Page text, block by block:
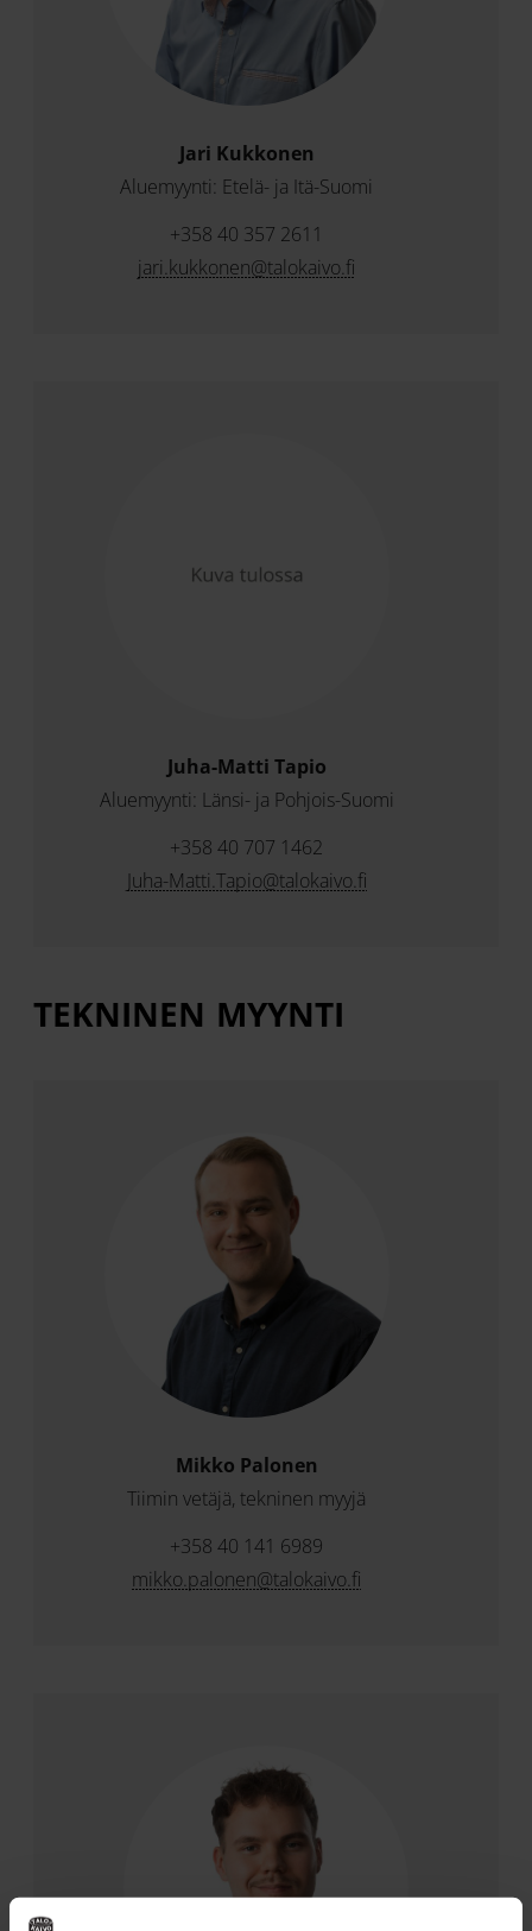
Jari Kukkonen
Aluemyynti: Etelä- ja Itä-Suomi
+358 40 357 2611
jari.kukkonen@talokaivo.fi
Juha-Matti Tapio
Aluemyynti: Länsi- ja Pohjois-Suomi
+358 40 707 1462
Juha-Matti.Tapio@talokaivo.fi
TEKNINEN MYYNTI
Mikko Palonen
Tiimin vetäjä, tekninen myyjä
+358 40 141 6989
mikko.palonen@talokaivo.fi